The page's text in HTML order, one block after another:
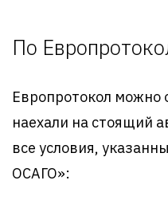
По
Европротокол можно
наехали на стоящий
все условия,
ОСАГО»: